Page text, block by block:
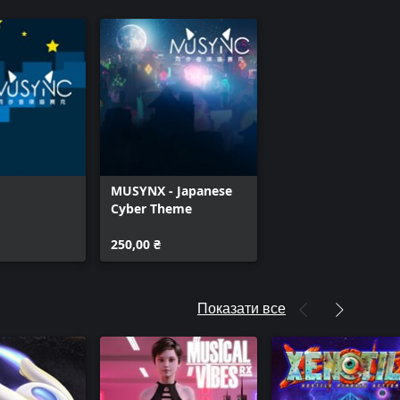
MUSYNX - Japanese
Cyber Theme
250,00 ₴
Показати все